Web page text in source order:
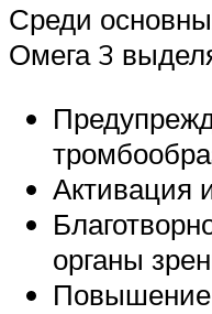
Среди
Омега 3
Активация
органы
Повышение